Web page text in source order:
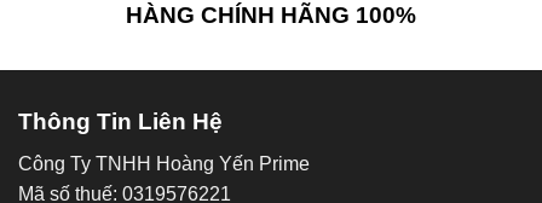
HÀNG CHÍNH HÃNG 100%
Thông Tin Liên Hệ
Công Ty TNHH Hoàng Yến Prime
Mã số thuế: 0319576221